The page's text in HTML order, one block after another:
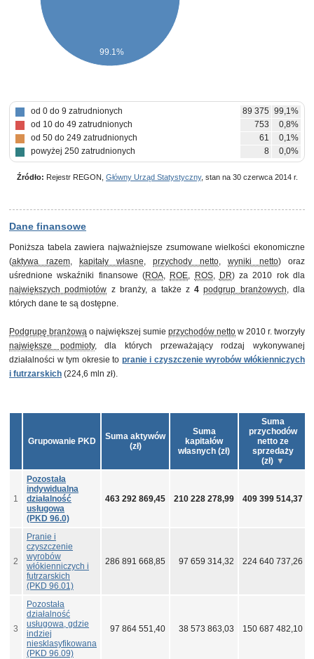
99.1%
od 0 do 9 zatrudnionych 89 375 99,1%
od 10 do 49 zatrudnionych
753
0,8%
od 50 do 249 zatrudnionych
61
0,1%
powyżej 250 zatrudnionych
8 0,0%
Źródło: Rejestr REGON, Główny Urząd Statystyczny, stan na 30 czerwca 2014 r.
Dane finansowe
Poniższa tabela zawiera najważniejsze zsumowane wielkości ekonomiczne
(aktywa razem, kapitały własne, przychody netto, wyniki netto) oraz
uśrednione wskaźniki finansowe (ROA, ROE, ROS, DR) za 2010 rok dla
największych podmiotów z branży, a także z4 podgrup branżowych, dla
których dane te są dostępne.
Podgrupę branżową o największej sumie przychodów netto w 2010 r. tworzyły
największe podmioty, dla których przeważający rodzaj wykonywanej
działalności w tym okresie to pranie i czyszczenie wyrobów włókienniczych
i futrzarskich (224,6 mln zł).
Grupowanie PKD
Suma aktywów
(zł)
Suma
kapitałów
własnych (zł)
Suma
przychodów
netto ze
sprzedaży
(zł)
1
Pozostała
indywidualna
działalność
usługowa
(PKD 96.0)
463 292 869,45 210 228 278,99 409 399 514,37
2
Pranie i
czyszczenie
wyrobów
włókienniczych i
futrzarskich
(PKD 96.01)
286 891 668,85 97 659 314,32 224 640 737,26
3
Pozostała
działalność
usługowa, gdzie
indziej
niesklasyfikowana
(PKD 96.09)
97 864 551,40 38 573 863,03 150 687 482,10